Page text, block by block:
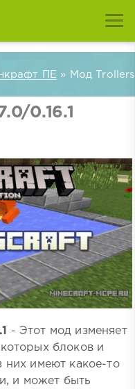
ПЕ » Мод
0.16.1
- Этот мод изменяет
блоков и
них имеют какое-то
и может быть